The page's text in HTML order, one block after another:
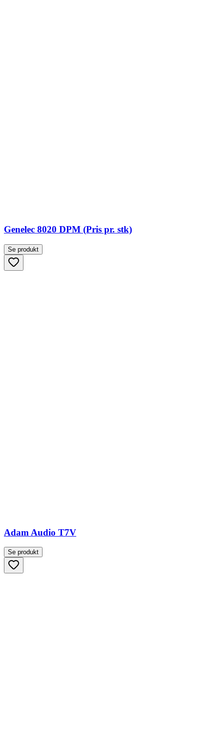
Genelec 8020 DPM (Pris pr. stk)
Se produkt
Adam Audio T7V
Se produkt